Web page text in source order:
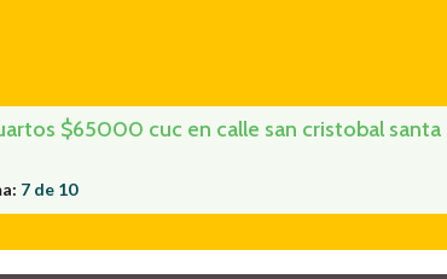
$65000 cuc en calle san cristobal santa
7 de 10